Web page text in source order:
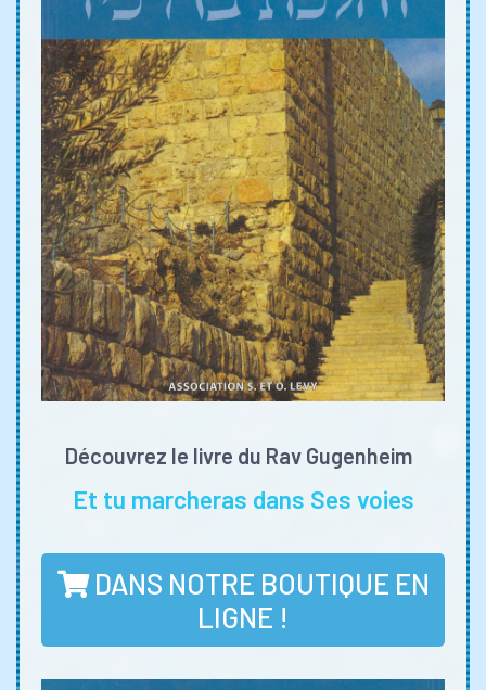
Découvrez le livre du Rav Gugenheim
Et tu marcheras dans Ses voies
DANS NOTRE BOUTIQUE EN
LIGNE !